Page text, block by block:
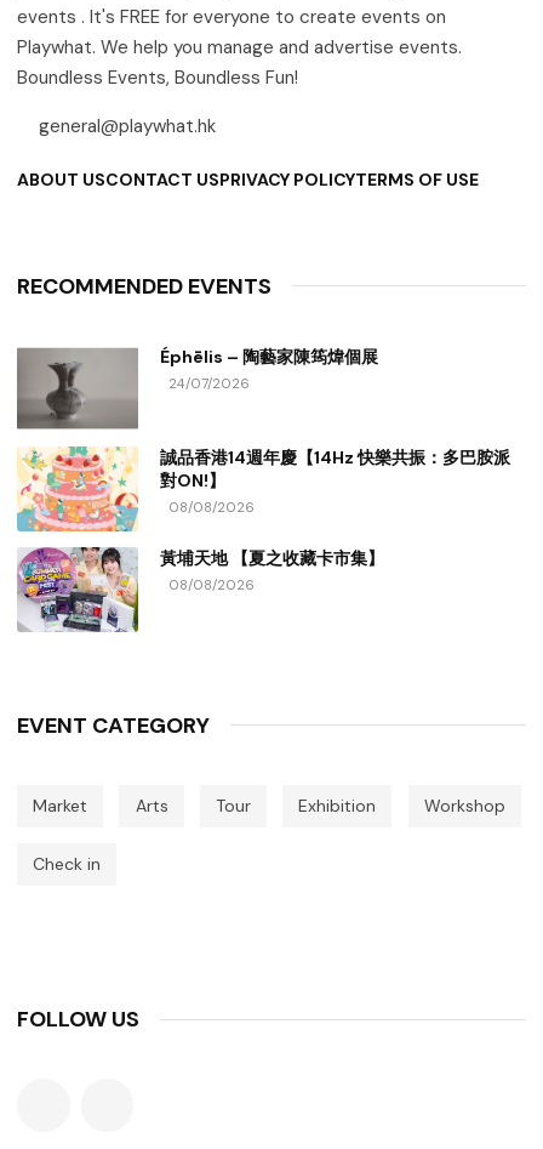
events . It's FREE for everyone to create events on
Playwhat. We help you manage and advertise events.
Boundless Events, Boundless Fun!
general@playwhat.hk
ABOUT USCONTACT USPRIVACY POLICYTERMS OF USE
RECOMMENDED EVENTS
Éphēlis – 陶藝家陳筠煒個展
24/07/2026
誠品香港14週年慶【14Hz 快樂共振：多巴胺派
對ON!】
08/08/2026
黃埔天地 【夏之收藏卡市集】
08/08/2026
EVENT CATEGORY
Market Arts Tour Exhibition Workshop
Check in
FOLLOW US